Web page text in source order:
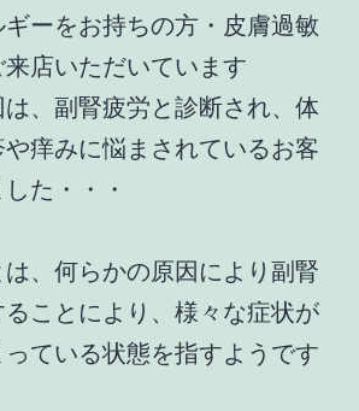
ーをお持ちの方・皮膚過敏
店いただいています
、副腎疲労と診断され、体
痒みに悩まされているお客
た・・・
は、何らかの原因により副腎
ことにより、様々な症状が
ている状態を指すようです